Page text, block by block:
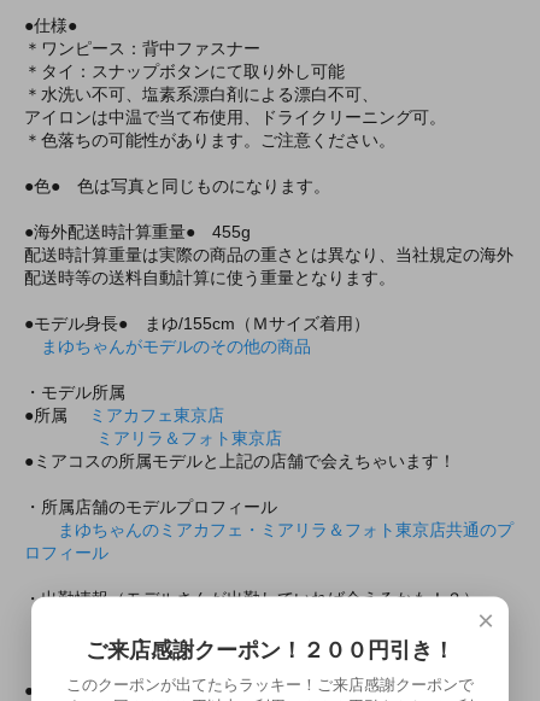
●仕様●
＊ワンピース：背中ファスナー
＊タイ：スナップボタンにて取り外し可能
＊水洗い不可、塩素系漂白剤による漂白不可、
アイロンは中温で当て布使用、ドライクリーニング可。
＊色落ちの可能性があります。ご注意ください。
●色● 色は写真と同じものになります。
●海外配送時計算重量● 455g
配送時計算重量は実際の商品の重さとは異なり、当社規定の海外
配送時等の送料自動計算に使う重量となります。
●モデル身長● まゆ/155cm（Ｍサイズ着用）
まゆちゃんがモデルのその他の商品
・モデル所属
●所属
ミアカフェ東京店
ミアリラ＆フォト東京店
●ミアコスの所属モデルと上記の店舗で会えちゃいます！
・所属店舗のモデルプロフィール
まゆちゃんのミアカフェ・ミアリラ＆フォト東京店共通のプ
ロフィール
・出勤情報（モデルさんが出勤していれば会えるかも！？）
（ミアカフェ東京店は出勤情報非公開です）
●上記モデルの撮影随時受付中！２０分３０００円より！
×
ご来店感謝クーポン！２００円引き！
このクーポンが出てたらラッキー！ご来店感謝クーポンで